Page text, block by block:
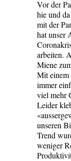
Vor der
hie und
mit der
hat unser
arbeiten.
Miene
Mit einem
immer
viel mehr
Leider
unseren
Trend
weniger